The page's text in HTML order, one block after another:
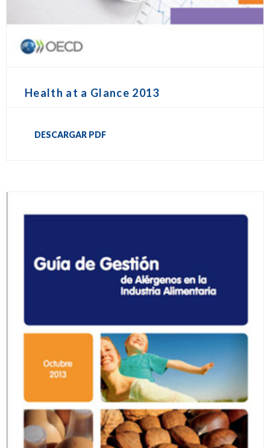
Health at a Glance 2013
DESCARGAR PDF